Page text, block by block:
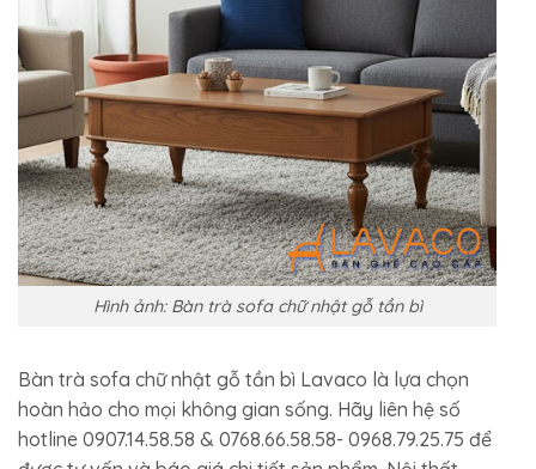
Hình ảnh: Bàn trà sofa chữ nhật gỗ tần bì
Bàn trà sofa chữ nhật gỗ tần bì Lavaco là lựa chọn
hoàn hảo cho mọi không gian sống. Hãy liên hệ số
hotline 0907.14.58.58 & 0768.66.58.58- 0968.79.25.75 để